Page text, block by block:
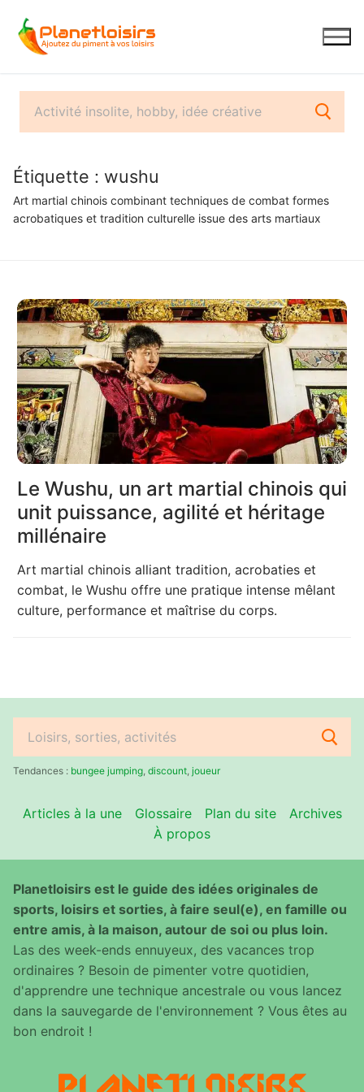
contenu
Étiquette : wushu
Art martial chinois combinant techniques de combat formes
acrobatiques et tradition culturelle issue des arts martiaux
Le Wushu, un art martial chinois qui
unit puissance, agilité et héritage
millénaire
Art martial chinois alliant tradition, acrobaties et
combat, le Wushu offre une pratique intense mêlant
culture, performance et maîtrise du corps.
Rechercher
:Tendances : bungee jumping discount joueur
Articles à la une Glossaire Plan du site
Archives
À propos
Planetloisirs est le guide des idées originales de
sports, loisirs et sorties, à faire seul(e), en famille ou
entre amis, à la maison, autour de soi ou plus loin.
Las des week-ends ennuyeux, des vacances trop
ordinaires ? Besoin de pimenter votre quotidien,
d'apprendre une technique ancestrale ou vous lancez
dans la sauvegarde de l'environnement ? Vous êtes au
bon endroit !